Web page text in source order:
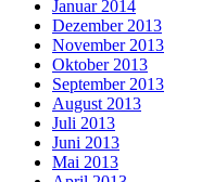
Januar 2014
Dezember 2013
November 2013
Oktober 2013
September 2013
August 2013
Juli 2013
Juni 2013
Mai 2013